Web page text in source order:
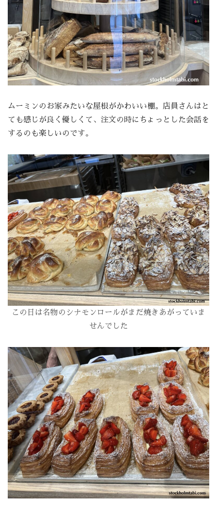
ムーミンのお家みたいな屋根がかわいい棚。店員さんはと
ても感じが良く優しくて、注文の時にちょっとした会話を
するのも楽しいのです。
この日は名物のシナモンロールがまだ焼きあがっていま
せんでした